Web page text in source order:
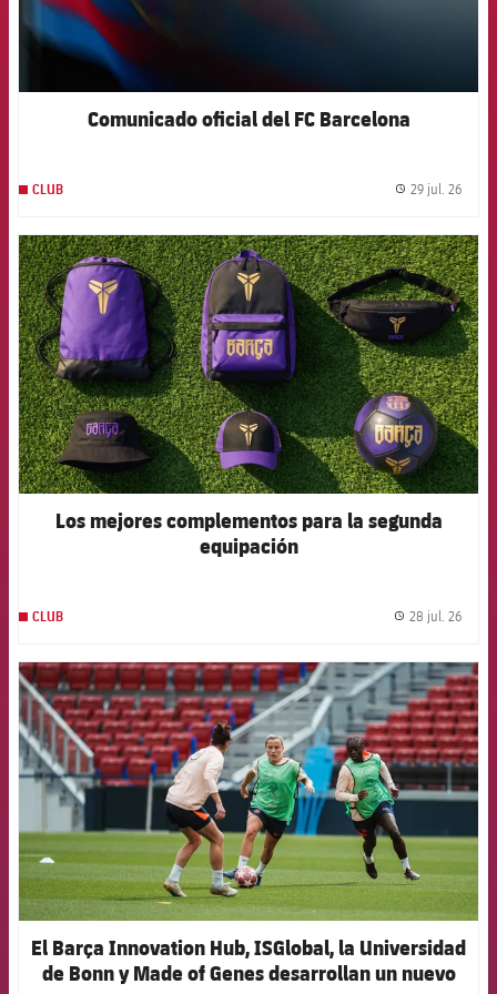
Comunicado oficial del FC Barcelona
CLUB 29 jul. 26
FCB Barcelona badge
Los mejores complementos para la segunda
equipación
CLUB 28 jul. 26
FCB Barcelona badge
El Barça Innovation Hub, ISGlobal, la Universidad
de Bonn y Made of Genes desarrollan un nuevo